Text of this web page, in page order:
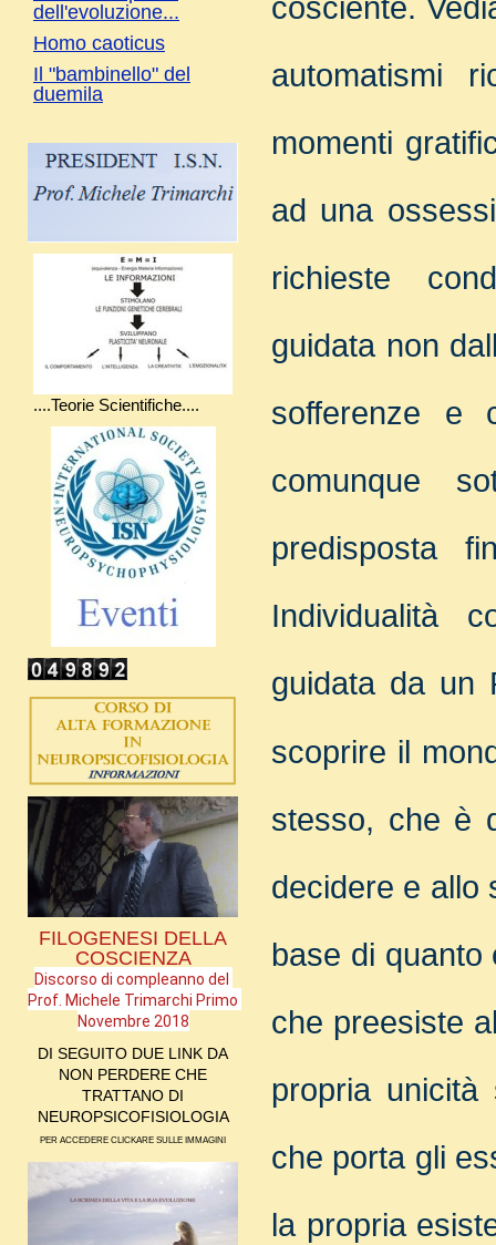
cosciente.
automatismi
momenti
ad una
richieste
guidata non
sofferenze e
comunque
predisposta
Individualità
guidata da un
scoprire il
stesso, che è
decidere e allo
base di
che preesiste
propria unicità
che porta gli
la propria
dell'evoluzione...
Homo caoticus
Il "bambinello" del
duemila
....Teorie Scientifiche....
FILOGENESI DELLA
COSCIENZA
Discorso di compleanno del
Prof. Michele Trimarchi Primo
Novembre 2018
DI SEGUITO DUE LINK DA
NON PERDERE CHE
TRATTANO DI
NEUROPSICOFISIOLOGIA
PER ACCEDERE CLICKARE SULLE IMMAGINI